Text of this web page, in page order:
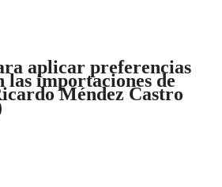
aplicar preferencias
las importaciones de
Méndez Castro